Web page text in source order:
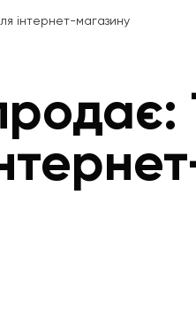
інтернет-магазину